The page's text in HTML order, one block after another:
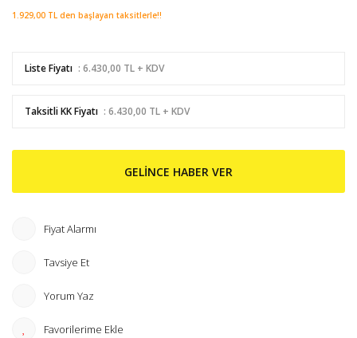
1.929,00 TL den başlayan taksitlerle!!
Liste Fiyatı : 6.430,00 TL + KDV
Taksitli KK Fiyatı : 6.430,00 TL + KDV
GELİNCE HABER VER
Fiyat Alarmı
Tavsiye Et
Yorum Yaz